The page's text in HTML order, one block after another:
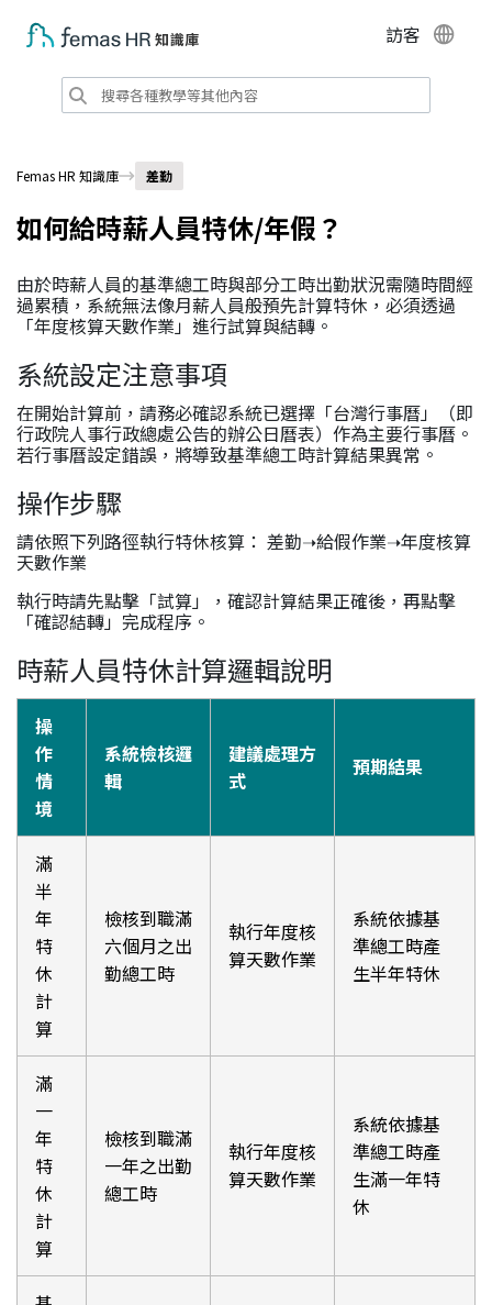
訪客
Femas HR 知識庫 差勤
如何給時薪人員特休/年假？
由於時薪人員的基準總工時與部分工時出勤狀況需隨時間經
過累積，系統無法像月薪人員般預先計算特休，必須透過
「年度核算天數作業」進行試算與結轉。
系統設定注意事項
在開始計算前，請務必確認系統已選擇「台灣行事曆」（即
行政院人事行政總處公告的辦公日曆表）作為主要行事曆。
若行事曆設定錯誤，將導致基準總工時計算結果異常。
操作步驟
請依照下列路徑執行特休核算： 差勤➝給假作業➝年度核算
天數作業
執行時請先點擊「試算」，確認計算結果正確後，再點擊
「確認結轉」完成程序。
時薪人員特休計算邏輯說明
操
作
情
境
系統檢核邏
輯
建議處理方
式
預期結果
滿
半
年
特
休
計
算
檢核到職滿
六個月之出
勤總工時
執行年度核
算天數作業
系統依據基
準總工時產
生半年特休
滿
一
年
特
休
計
算
檢核到職滿
一年之出勤
總工時
執行年度核
算天數作業
系統依據基
準總工時產
生滿一年特
休